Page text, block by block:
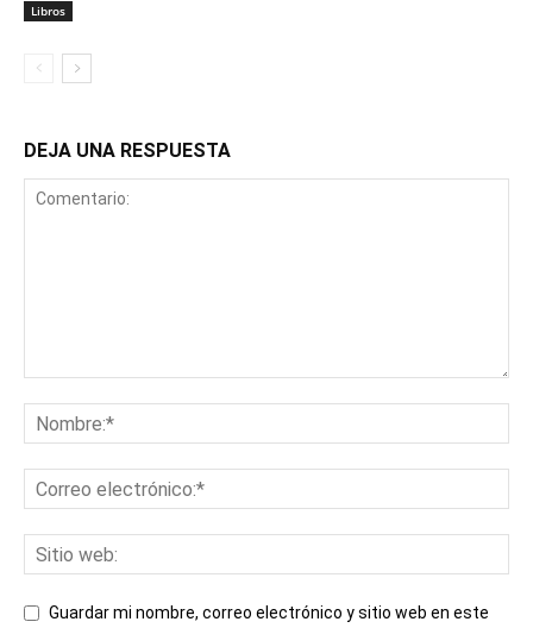
Libros
DEJA UNA RESPUESTA
Guardar mi nombre, correo electrónico y sitio web en este